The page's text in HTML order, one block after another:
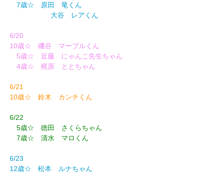
7歳☆ 原田 竜くん
大谷 レアくん
6/20
10歳☆ 磯谷 マーブルくん
5歳☆ 近藤 にゃんこ先生ちゃん
4歳☆ 梶原 ととちゃん
6/21
10歳☆ 鈴木 カンチくん
6/22
5歳☆ 徳田 さくらちゃん
7歳☆ 清水 マロくん
6/23
12歳☆ 松本 ルナちゃん